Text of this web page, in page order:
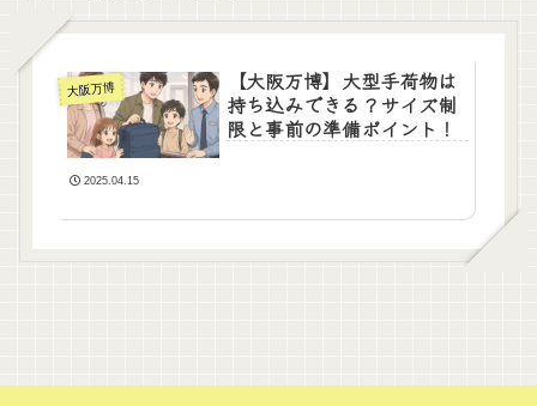
大阪万博
【大阪万博】大型手荷物は
持ち込みできる？サイズ制
限と事前の準備ポイント！
2025.04.15